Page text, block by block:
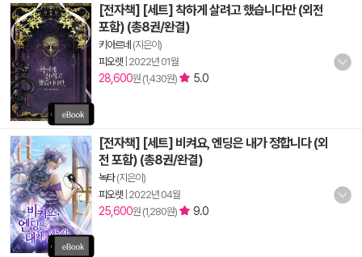
[전자책] [세트] 착하게 살려고 했습니다만 (외전
포함) (총8권/완결)
키아르네 (지은이)
피오렛 2022년 01월
28,600원 (1,430원) 5.0
[전자책] [세트] 비켜요, 엔딩은 내가 정합니다 (외
전 포함) (총8권/완결)
녹타(지은이)
피오렛 2022년 04월
25,600원 (1,280원) 9.0